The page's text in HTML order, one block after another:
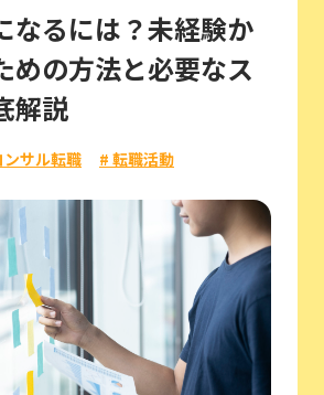
なるには？未経験か
めの方法と必要なス
解説
サル転職 # 転職活動